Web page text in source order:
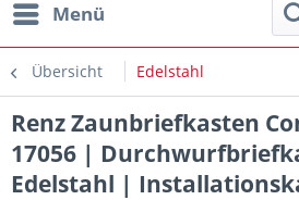
Menü
Übersicht Edelstahl
Renz Zaunbriefkasten
17056 |
Edelstahl |